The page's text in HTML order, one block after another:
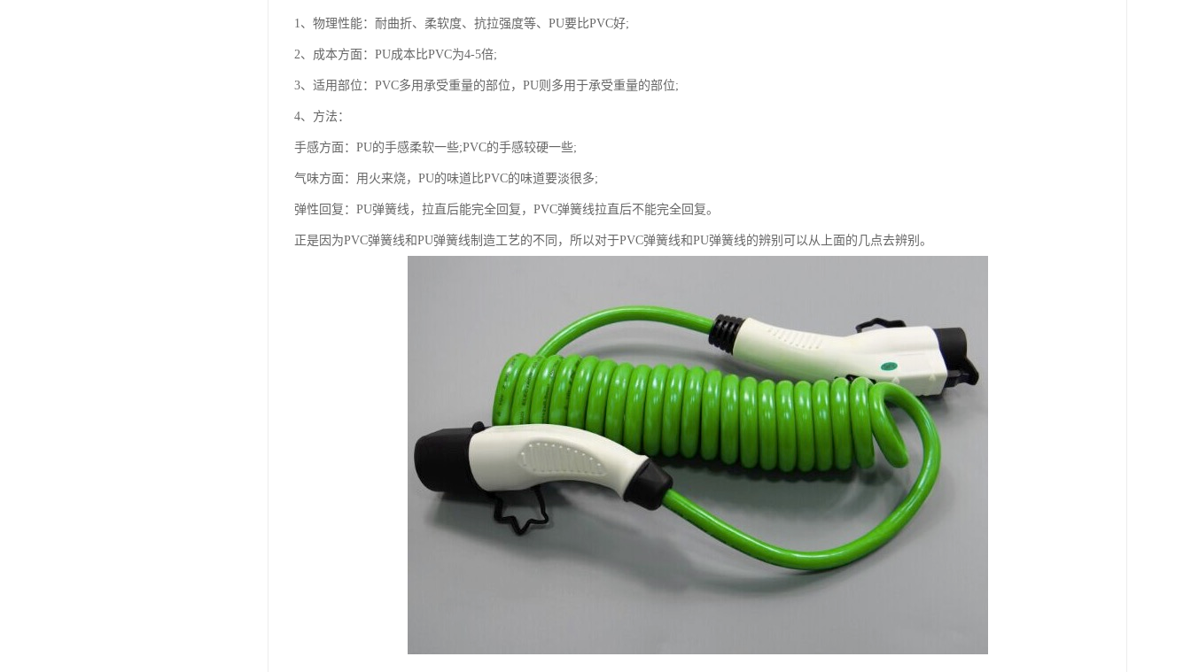
1、物理性能：耐曲折、柔软度、抗拉强度等、PU要比PVC好;
2、成本方面：PU成本比PVC为4-5倍;
3、适用部位：PVC多用承受重量的部位，PU则多用于承受重量的部位;
4、方法：
手感方面：PU的手感柔软一些;PVC的手感较硬一些;
气味方面：用火来烧，PU的味道比PVC的味道要淡很多;
弹性回复：PU弹簧线，拉直后能完全回复，PVC弹簧线拉直后不能完全回复。
正是因为PVC弹簧线和PU弹簧线制造工艺的不同，所以对于PVC弹簧线和PU弹簧线的辨别可以从上面的几点去辨别。